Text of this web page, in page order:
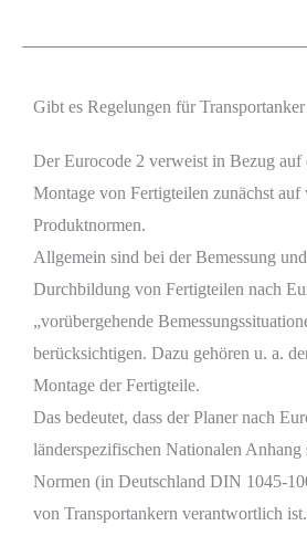
Gibt es Regelungen für
Der Eurocode 2 verweist in Bezug auf
Montage von Fertigteilen zunächst
Produktnormen.
Allgemein sind bei der Bemessung
Durchbildung von Fertigteilen nach
„vorübergehende
berücksichtigen. Dazu gehören u. a.
Montage der Fertigteile.
Das bedeutet, dass der Planer nach
länderspezifischen Nationalen Anhang
Normen (in Deutschland DIN 1045-
von Transportankern verantwortlich ist.